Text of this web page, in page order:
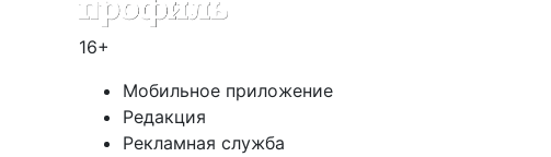
16+
Мобильное приложение
Редакция
Рекламная служба